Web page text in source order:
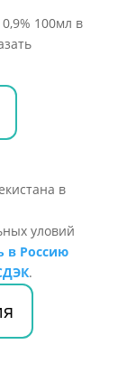
100мл в
уловий
в Россию
.